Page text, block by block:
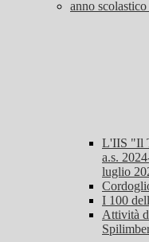
anno
L'IIS "Il
a.s.
luglio
I 100
Attività